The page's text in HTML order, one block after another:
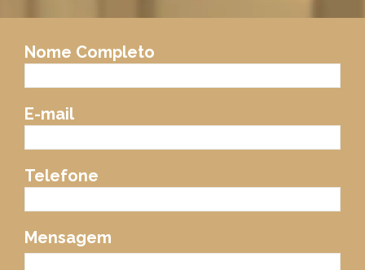
Nome Completo
E-mail
Telefone
Mensagem